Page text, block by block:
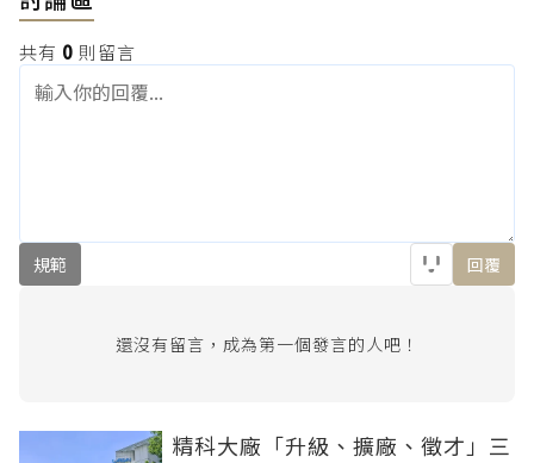
共有 0 則留言
規範 回覆
還沒有留言，成為第一個發言的人吧！
精科大廠「升級、擴廠、徵才」三